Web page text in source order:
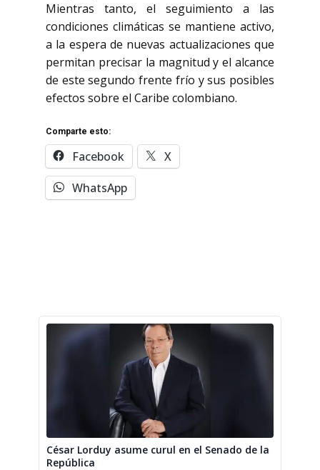
Mientras tanto, el seguimiento a las
condiciones climáticas se mantiene activo,
a la espera de nuevas actualizaciones que
permitan precisar la magnitud y el alcance
de este segundo frente frío y sus posibles
efectos sobre el Caribe colombiano.
Comparte esto:
Facebook
X
WhatsApp
César Lorduy asume curul en el Senado de la
República